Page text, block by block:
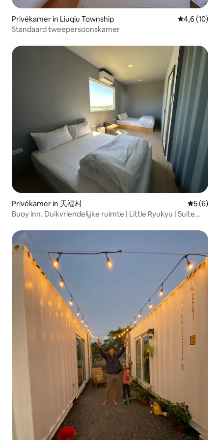
Privékamer in Liuqiu Township
4,6 (10)
Standaard tweepersoonskamer
Privékamer in 天福村
5 (6)
Buoy inn. Duikvriendelijke ruimte | Little Ryukyu | Suite